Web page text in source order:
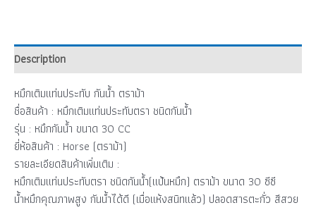
Description
หมึกเติมแท่นประทับ กันน้ำ ตราม้า
ชื่อสินค้า : หมึกเติมแท่นประทับตรา ชนิดกันน้ำ
รุ่น : หมึกกันน้ำ ขนาด 30 CC
ยี่ห้อสินค้า : Horse (ตราม้า)
รายละเอียดสินค้าเพิ่มเติม :
หมึกเติมแท่นประทับตรา ชนิดกันน้ำ(แป้นหมึก) ตราม้า ขนาด 30 ซีซี
น้ำหมึกคุณภาพสูง กันน้ำได้ดี (เมื่อแห้งสนิทแล้ว) ปลอดสารตะกั่ว สีสวย